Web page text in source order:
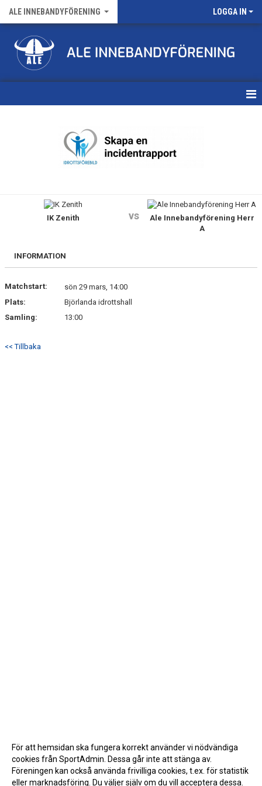
ALE INNEBANDYFÖRENING LOGGA IN
FÖRENINGENS MATCHER
NYHETSARKIVIK Zenith vs
Ale Innebandyförening Herr
A
INFORMATION
Matchstart:
sön 29 mars, 14:00
Plats:
Björlanda idrottshall
Samling:
13:00
<< Tillbaka
För att hemsidan ska fungera korrekt använder vi nödvändiga
cookies från SportAdmin. Dessa går inte att stänga av.
Föreningen kan också använda frivilliga cookies, t.ex. för statistik
eller marknadsföring. Du väljer själv om du vill acceptera dessa.